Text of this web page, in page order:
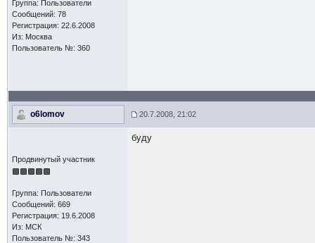
Группа: Пользователи
Сообщений: 78
Регистрация: 22.6.2008
Из: Москва
Пользователь №: 360
o6lomov 20.7.2008, 21:02
Продвинутый участник
Группа: Пользователи
Сообщений: 669
Регистрация: 19.6.2008
Из: МСК
Пользователь №: 343
буду